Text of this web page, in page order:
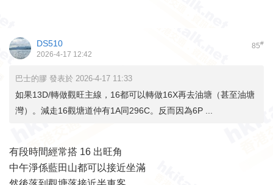
85#
DS510
2026-4-17 12:42
巴士的膠 發表於 2026-4-17 11:33
如果13D/轉做觀旺主線，16都可以轉做16X再去油塘（甚至油塘
灣）。減走16觀塘道仲有1A同296C。反而因為6P ...
有段時間經常搭 16 出旺角
中午淨係藍田山都可以接近坐滿